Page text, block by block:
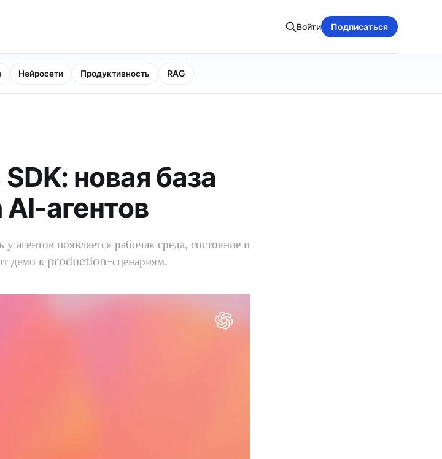
Войти Подписаться
Нейросети Продуктивность RAG
новая база
агентов
появляется рабочая среда, состояние и
демо к production-сценариям.